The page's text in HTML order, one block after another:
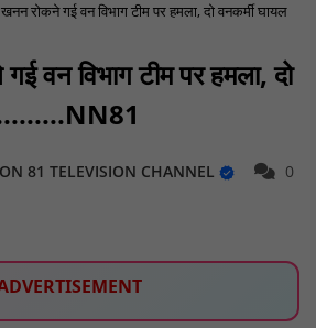
रोकने गई वन विभाग टीम पर हमला, दो वनकर्मी घायल
वन विभाग टीम पर हमला, दो
81 TELEVISION CHANNEL 0